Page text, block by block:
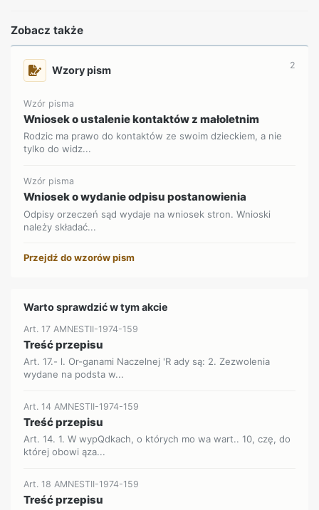
Zobacz także
Wzory pism 2
Wzór pisma
Wniosek o ustalenie kontaktów z małoletnim
Rodzic ma prawo do kontaktów ze swoim dzieckiem, a nie
tylko do widz...
Wzór pisma
Wniosek o wydanie odpisu postanowienia
Odpisy orzeczeń sąd wydaje na wniosek stron. Wnioski
należy składać...
Przejdź do wzorów pism
Warto sprawdzić w tym akcie
Art. 17 AMNESTII-1974-159
Treść przepisu
Art. 17.- l. Or-ganami Naczelnej 'R ady są: 2. Zezwolenia
wydane na podsta w...
Art. 14 AMNESTII-1974-159
Treść przepisu
Art. 14. 1. W wypQdkach, o których mo wa wart.. 10, czę, do
której obowi ąza...
Art. 18 AMNESTII-1974-159
Treść przepisu